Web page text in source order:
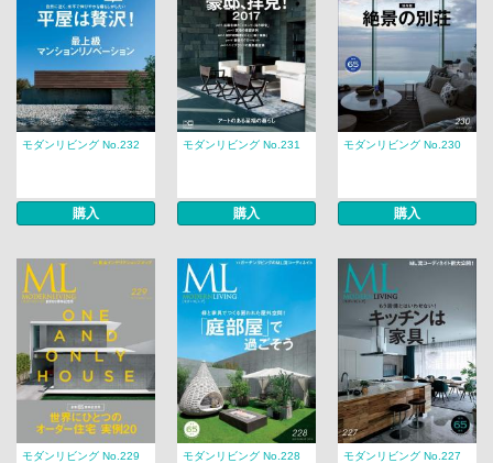
モダンリビング No.232
購入
モダンリビング No.231
購入
モダンリビング No.230
購入
モダンリビング No.229 モダンリビング No.228 モダンリビング No.227